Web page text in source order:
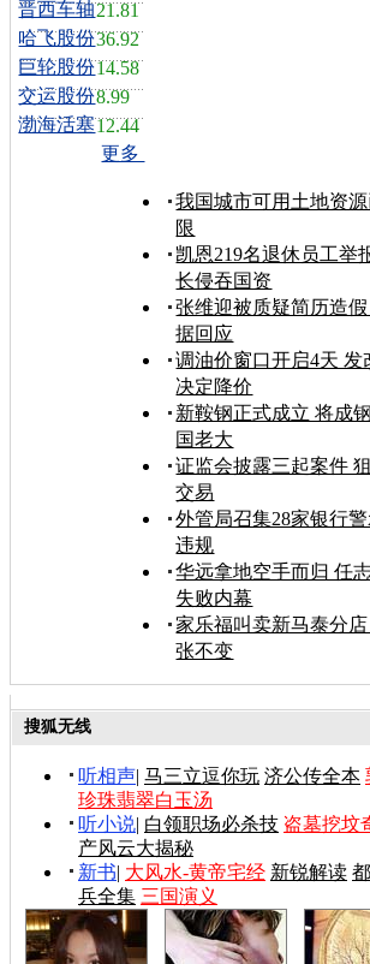
晋西车轴21.81
哈飞股份36.92
巨轮股份14.58
交运股份8.99
渤海活塞12.44
更多
我国城市可用土地资
限
凯恩219名退休员工举
长侵吞国资
张维迎被质疑简历造
据回应
调油价窗口开启4天 发
决定降价
新鞍钢正式成立 将成
国老大
证监会披露三起案件
交易
外管局召集28家银行
违规
华远拿地空手而归 任
失败内幕
家乐福叫卖新马泰分
张不变
搜狐无线
听相声| 马三立逗你玩 济公传全本
珍珠翡翠白玉汤
听小说| 白领职场必杀技 盗墓挖坟
产风云大揭秘
新书| 大风水-黄帝宅经 新锐解读
兵全集 三国演义